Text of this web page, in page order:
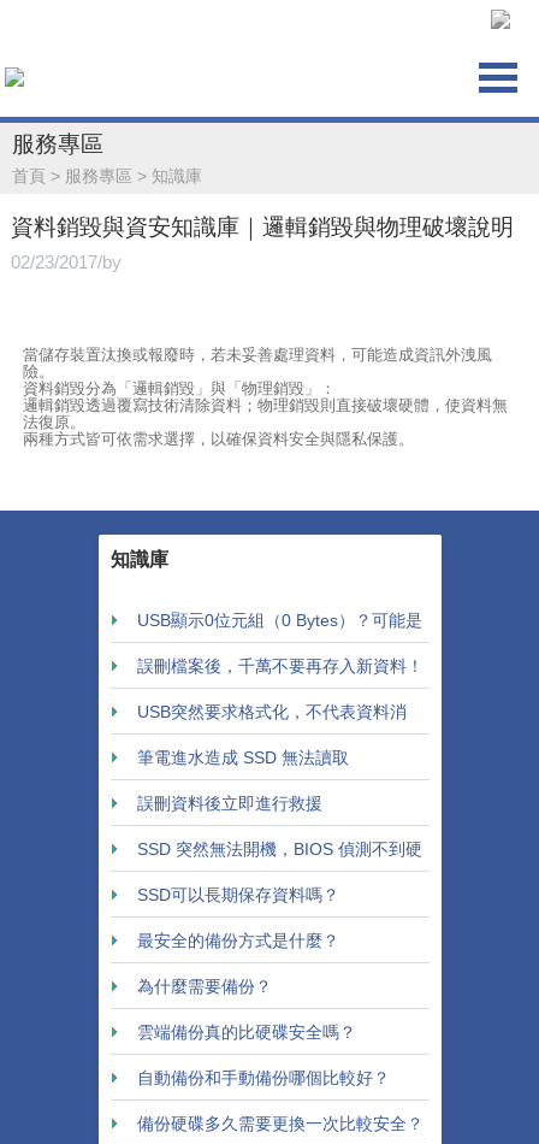
服務專區
首頁 > 服務專區 > 知識庫
資料銷毀與資安知識庫｜邏輯銷毀與物理破壞說明
02/23/2017/by
當儲存裝置汰換或報廢時，若未妥善處理資料，可能造成資訊外洩風
險。
資料銷毀分為「邏輯銷毀」與「物理銷毀」：
邏輯銷毀透過覆寫技術清除資料；物理銷毀則直接破壞硬體，使資料無
法復原。
兩種方式皆可依需求選擇，以確保資料安全與隱私保護。
知識庫
USB顯示0位元組（0 Bytes）？可能是
控制晶片故障！
誤刪檔案後，千萬不要再存入新資料！
USB突然要求格式化，不代表資料消
失！
筆電進水造成 SSD 無法讀取
誤刪資料後立即進行救援
SSD 突然無法開機，BIOS 偵測不到硬
碟
SSD可以長期保存資料嗎？
最安全的備份方式是什麼？
為什麼需要備份？
雲端備份真的比硬碟安全嗎？
自動備份和手動備份哪個比較好？
備份硬碟多久需要更換一次比較安全？